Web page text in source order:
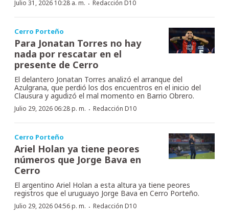
Julio 31, 2026 10:28 a. m. · Redacción D10
Cerro Porteño
Para Jonatan Torres no hay
nada por rescatar en el
presente de Cerro
El delantero Jonatan Torres analizó el arranque del
Azulgrana, que perdió los dos encuentros en el inicio del
Clausura y agudizó el mal momento en Barrio Obrero.
Julio 29, 2026 06:28 p. m. · Redacción D10
Cerro Porteño
Ariel Holan ya tiene peores
números que Jorge Bava en
Cerro
El argentino Ariel Holan a esta altura ya tiene peores
registros que el uruguayo Jorge Bava en Cerro Porteño.
Julio 29, 2026 04:56 p. m. · Redacción D10